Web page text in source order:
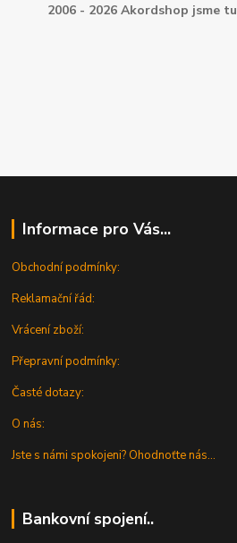
2006 - 2026 Akordshop jsme
Informace pro Vás...
Obchodní podmínky:
Reklamační řád:
Vrácení zboží:
Přepravní podmínky:
Časté dotazy:
O nás:
Jste s námi spokojeni? Ohodnoťte nás...
Bankovní spojení..